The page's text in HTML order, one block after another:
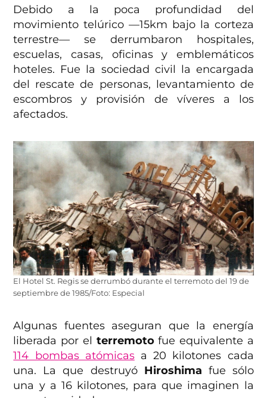
Debido a la poca profundidad del
movimiento telúrico —15km bajo la corteza
terrestre— se derrumbaron hospitales,
escuelas, casas, oficinas y emblemáticos
hoteles. Fue la sociedad civil la encargada
del rescate de personas, levantamiento de
escombros y provisión de víveres a los
afectados.
El Hotel St. Regis se derrumbó durante el terremoto del 19 de
septiembre de 1985/Foto: Especial
Algunas fuentes aseguran que la energía
liberada por el terremotofue equivalente a
114 bombas atómicasa 20 kilotones cada
una. La que destruyó Hiroshima fue sólo
una y a 16 kilotones, para que imaginen la